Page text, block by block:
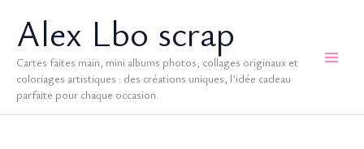
contenuAlex Lbo scrap
Cartes faites main, mini albums photos, collages originaux et
coloriages artistiques : des créations uniques, l’idée cadeau
parfaite pour chaque occasion.